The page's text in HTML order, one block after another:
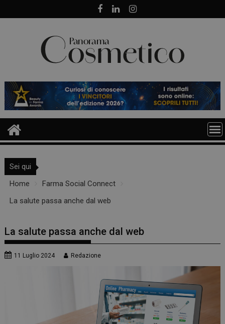
to
Sei qui
Home
Farma Social Connect
La salute passa anche dal web
La salute passa anche dal web
11 Luglio 2024 Redazione